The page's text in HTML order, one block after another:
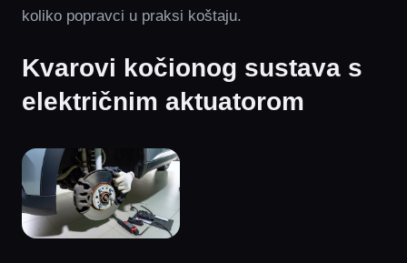
koliko popravci u praksi koštaju.
Kvarovi kočionog sustava s
električnim aktuatorom